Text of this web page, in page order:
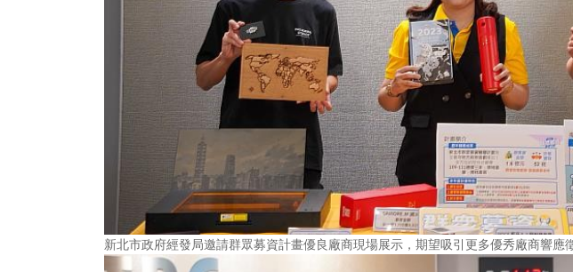
新北市政府經發局邀請群眾募資計畫優良廠商現場展示，期望吸引更多優秀廠商響應